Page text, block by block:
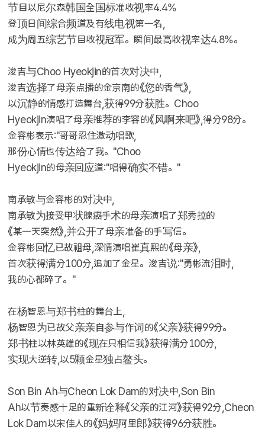
节目以尼尔森韩国全国标准收视率4.4%
登顶日间综合频道及有线电视第一名,
成为周五综艺节目收视冠军。瞬间最高收视率达4.8%。
浚吉与Choo Hyeokjin的首次对决中,
浚吉选择了母亲点播的金京南的《您的香气》,
以沉静的情感打造舞台,获得99分获胜。Choo
Hyeokjin演唱了母亲推荐的李容的《风啊来吧》,得分98分。
金容彬表示:"哥哥忍住激动唱歌,
那份心情也传达给了我。"Choo
Hyeokjin的母亲回应道:"唱得确实不错。"
南承敏与金容彬的对决中,
南承敏为接受甲状腺癌手术的母亲演唱了郑秀拉的
《某一天突然》,并公开了母亲准备的手写信。
金容彬回忆已故祖母,深情演唱崔真熙的《母亲》,
首次获得满分100分,追加了金星。浚吉说:"勇彬流泪时,
我的心都碎了。"
在杨智恩与郑书柱的舞台上,
杨智恩为已故父亲亲自参与作词的《父亲》获得99分。
郑书柱以林英雄的《现在只相信我》获得满分100分,
实现大逆转,以5颗金星独占鳌头。
Son Bin Ah与Cheon Lok Dam的对决中,Son Bin
Ah以节奏感十足的重新诠释《父亲的江河》获得92分,Cheon
Lok Dam以宋佳人的《妈妈阿里郎》获得96分获胜。